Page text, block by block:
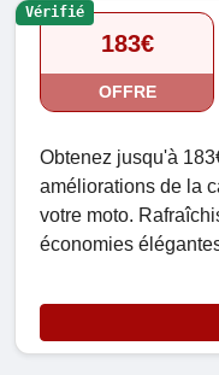
183€
OFFRE
Obtenez jusqu'à
améliorations de la
votre moto.
économies
Vérifié